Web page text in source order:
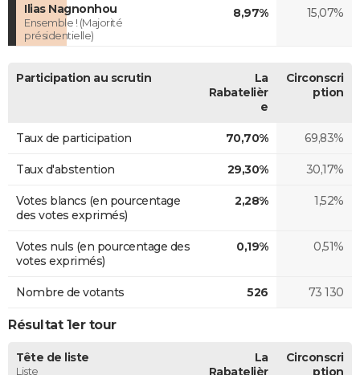
Ilias Nagnonhou
Ensemble ! (Majorité
présidentielle)
8,97% 15,07%
Participation au scrutin
La
Rabatelièr
e
Circonscri
ption
Taux de participation 70,70% 69,83%
Taux d'abstention 29,30% 30,17%
Votes blancs (en pourcentage
des votes exprimés)
2,28% 1,52%
Votes nuls (en pourcentage des
votes exprimés)
0,19% 0,51%
Nombre de votants 526 73 130
Résultat 1er tour
Tête de liste
Liste
La
Rabatelièr
Circonscri
ption